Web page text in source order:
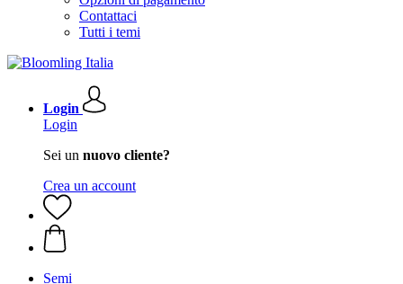
Contattaci
Tutti i temi
Login
Login
Sei un nuovo cliente?
Crea un account
Semi